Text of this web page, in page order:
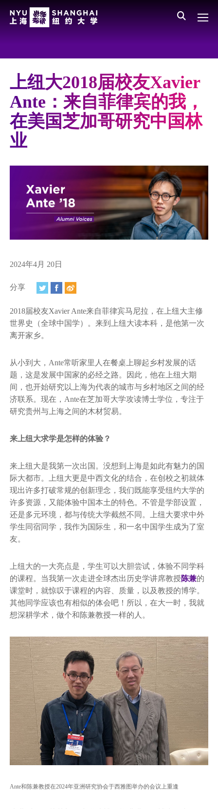
All NYU
学校领导
师资队伍
新闻与媒体报道
媒体视点
相册
新闻简报
上海纽约大学汇刊
活动纵览
学生说
联系方式
支持我们
上纽大2018届校友Xavier
Ante：来自菲律宾的我，
在美国芝加哥研究中国林
业
2024年4月 20日
分享
2018届校友Xavier Ante来自菲律宾马尼拉，在上纽大主修
世界史（全球中国学）。来到上纽大读本科，是他第一次
离开家乡。
从小到大，Ante常听家里人在餐桌上聊起乡村发展的话
题，这是发展中国家的必经之路。因此，他在上纽大期
间，也开始研究以上海为代表的城市与乡村地区之间的经
济联系。现在，Ante在芝加哥大学攻读博士学位，专注于
研究贵州与上海之间的木材贸易。
来上纽大求学是怎样的体验？
来上纽大是我第一次出国。没想到上海是如此有魅力的国
际大都市。上纽大更是中西文化的结合，在创校之初就体
现出许多打破常规的创新理念，我们既能享受纽约大学的
许多资源，又能体验中国本土的特色。不管是学部设置，
还是多元环境，都与传统大学截然不同。上纽大要求中外
学生同宿同学，我作为国际生，和一名中国学生成为了室
友。
上纽大的一大亮点是，学生可以大胆尝试，体验不同学科
的课程。当我第一次走进全球杰出历史学讲席教授陈兼的
课堂时，就惊叹于课程的内容、质量，以及教授的博学。
其他同学应该也有相似的体会吧！所以，在大一时，我就
想深耕学术，做个和陈兼教授一样的人。
Ante和陈兼教授在2024年亚洲研究协会于西雅图举办的会议上重逢